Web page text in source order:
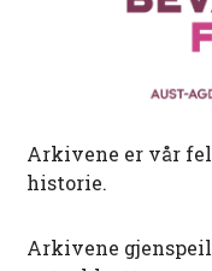
Arkivene er vår
historie.
Arkivene